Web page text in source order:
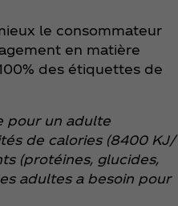
le consommateur
en matière
des étiquettes de
pour un adulte
de calories (8400 KJ/
(protéines, glucides,
adultes a besoin pour